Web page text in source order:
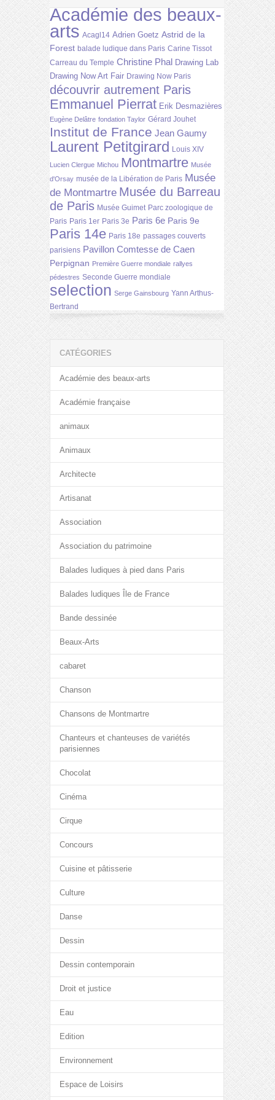
Académie des beaux-
arts Acagl14 Adrien Goetz Astrid de la
Forest balade ludique dans Paris Carine Tissot
Carreau du Temple Christine Phal Drawing Lab
Drawing Now Art Fair Drawing Now Paris
découvrir autrement Paris
Emmanuel Pierrat Erik Desmazières
Eugène Delâtre fondation Taylor Gérard Jouhet
Institut de France Jean Gaumy
Laurent Petitgirard Louis XIV
Lucien Clergue Michou Montmartre Musée
d'Orsay musée de la Libération de Paris Musée
de Montmartre Musée du Barreau
de Paris Musée Guimet Parc zoologique de
Paris Paris 1er Paris 3e Paris 6e Paris 9e
Paris 14e Paris 18e passages couverts
parisiens Pavillon Comtesse de Caen
Perpignan Première Guerre mondiale rallyes
pédestres Seconde Guerre mondiale
selection Serge Gainsbourg Yann Arthus-
Bertrand
CATÉGORIES
Académie des beaux-arts
Académie française
animaux
Animaux
Architecte
Artisanat
Association
Association du patrimoine
Balades ludiques à pied dans Paris
Balades ludiques Île de France
Bande dessinée
Beaux-Arts
cabaret
Chanson
Chansons de Montmartre
Chanteurs et chanteuses de variétés
parisiennes
Chocolat
Cinéma
Cirque
Concours
Cuisine et pâtisserie
Culture
Danse
Dessin
Dessin contemporain
Droit et justice
Eau
Edition
Environnement
Espace de Loisirs